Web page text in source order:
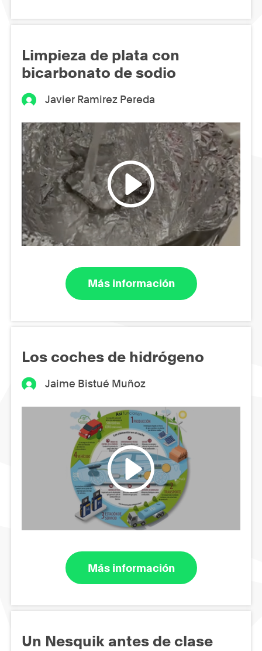
Limpieza de plata con
bicarbonato de sodio
Javier Ramirez Pereda
Más información
Los coches de hidrógeno
Jaime Bistué Muñoz
Más información
Un Nesquik antes de clase